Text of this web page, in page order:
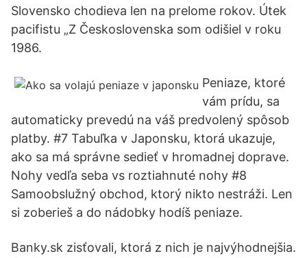
Slovensko chodieva len na prelome rokov. Útek
pacifistu „Z Československa som odišiel v roku
1986.
Peniaze, ktoré
vám prídu, sa
automaticky prevedú na váš predvolený spôsob
platby. #7 Tabuľka v Japonsku, ktorá ukazuje,
ako sa má správne sedieť v hromadnej doprave.
Nohy vedľa seba vs roztiahnuté nohy #8
Samoobslužný obchod, ktorý nikto nestráži. Len
si zoberieš a do nádobky hodíš peniaze.
Banky.sk zisťovali, ktorá z nich je najvýhodnejšia.